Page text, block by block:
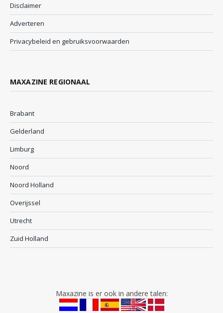
Disclaimer
Adverteren
Privacybeleid en gebruiksvoorwaarden
MAXAZINE REGIONAAL
Brabant
Gelderland
Limburg
Noord
Noord Holland
Overijssel
Utrecht
Zuid Holland
Maxazine is er ook in andere talen: